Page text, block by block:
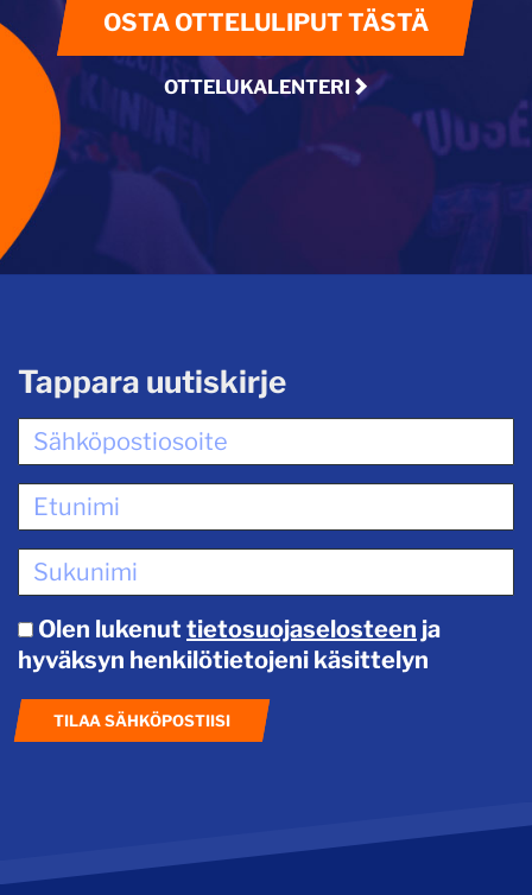
OSTA OTTELULIPUT TÄSTÄ
OTTELUKALENTERI
Tappara uutiskirje
Olen lukenut tietosuojaselosteen ja
hyväksyn henkilötietojeni käsittelyn
TILAA SÄHKÖPOSTIISI